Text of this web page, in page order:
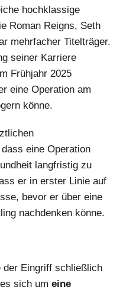
hochklassige
Roman Reigns, Seth
mehrfacher Titelträger.
seiner Karriere
Frühjahr 2025
eine Operation am
könne.
eine Operation
langfristig zu
er in erster Linie auf
bevor er über eine
nachdenken könne.
der Eingriff schließlich
sich um eine